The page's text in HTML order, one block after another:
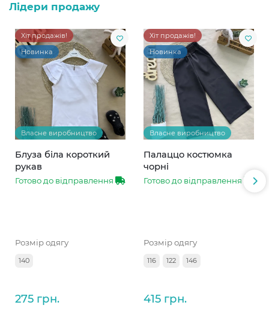
Лідери продажу
Хіт продажів!
Новинка
Власне виробництво
Блуза біла короткий
рукав
Готово до відправлення
Розмір одягу
140
275 грн.
Хіт продажів!
Новинка
Власне виробництво
Палаццо костюмка
чорні
Готово до відправлення
Розмір одягу
116 122 146
415 грн.